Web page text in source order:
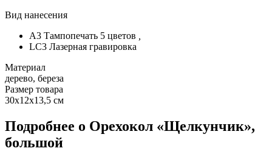
Вид нанесения
A3 Тампопечать 5 цветов
LC3 Лазерная гравировка
Материал
дерево, береза
Размер товара
30х12х13,5 см
Подробнее о Орехокол «Щелкунчик»,
большой